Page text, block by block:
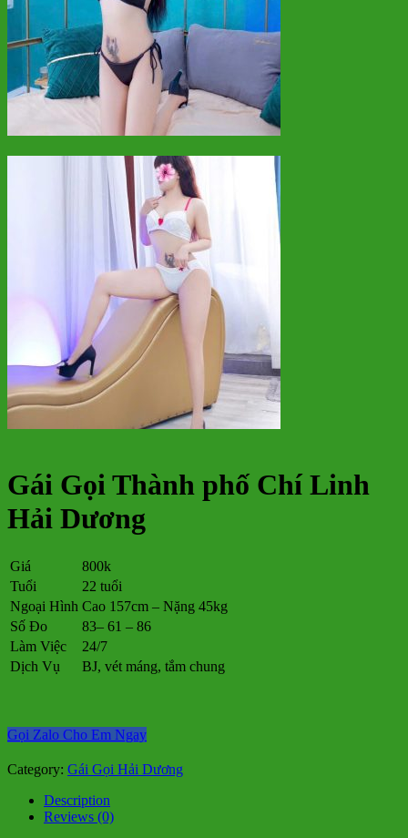
Gái Gọi Thành phố Chí Linh
Hải Dương
Giá
800k
Tuổi
22 tuổi
Ngoại Hình Cao 157cm – Nặng 45kg
Số Đo
83– 61 – 86
Làm Việc
24/7
Dịch Vụ
BJ, vét máng, tắm chung
Gọi Zalo Cho Em Ngay
Category: Gái Gọi Hải Dương
Description
Reviews (0)